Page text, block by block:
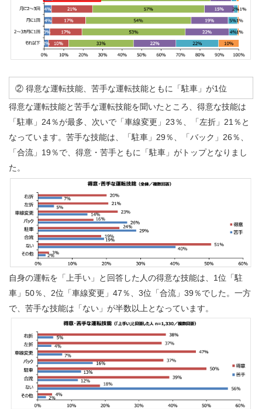
② 得意な運転技能、苦手な運転技能ともに「駐車」が1位
得意な運転技能と苦手な運転技能を聞いたところ、得意な技能は
「駐車」24％が最多、次いで「車線変更」23％、「左折」21％と
なっています。苦手な技能は、「駐車」29％、「バック」26％、
「合流」19％で、得意・苦手ともに「駐車」がトップとなりまし
た。
自身の運転を「上手い」と回答した人の得意な技能は、1位「駐
車」50％、2位「車線変更」47％、3位「合流」39％でした。一方
で、苦手な技能は「ない」が半数以上となっています。